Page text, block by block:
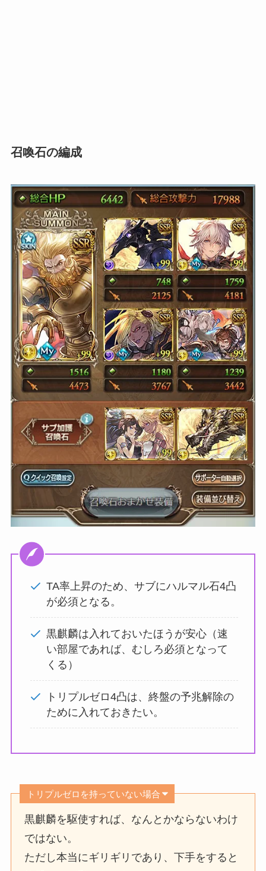
召喚石の編成
TA率上昇のため、サブにハルマル石4凸
が必須となる。
黒麒麟は入れておいたほうが安心（速
い部屋であれば、むしろ必須となって
くる）
トリプルゼロ4凸は、終盤の予兆解除の
ために入れておきたい。
トリプルゼロを持っていない場合
黒麒麟を駆使すれば、なんとかならないわけ
ではない。
ただし本当にギリギリであり、下手をすると